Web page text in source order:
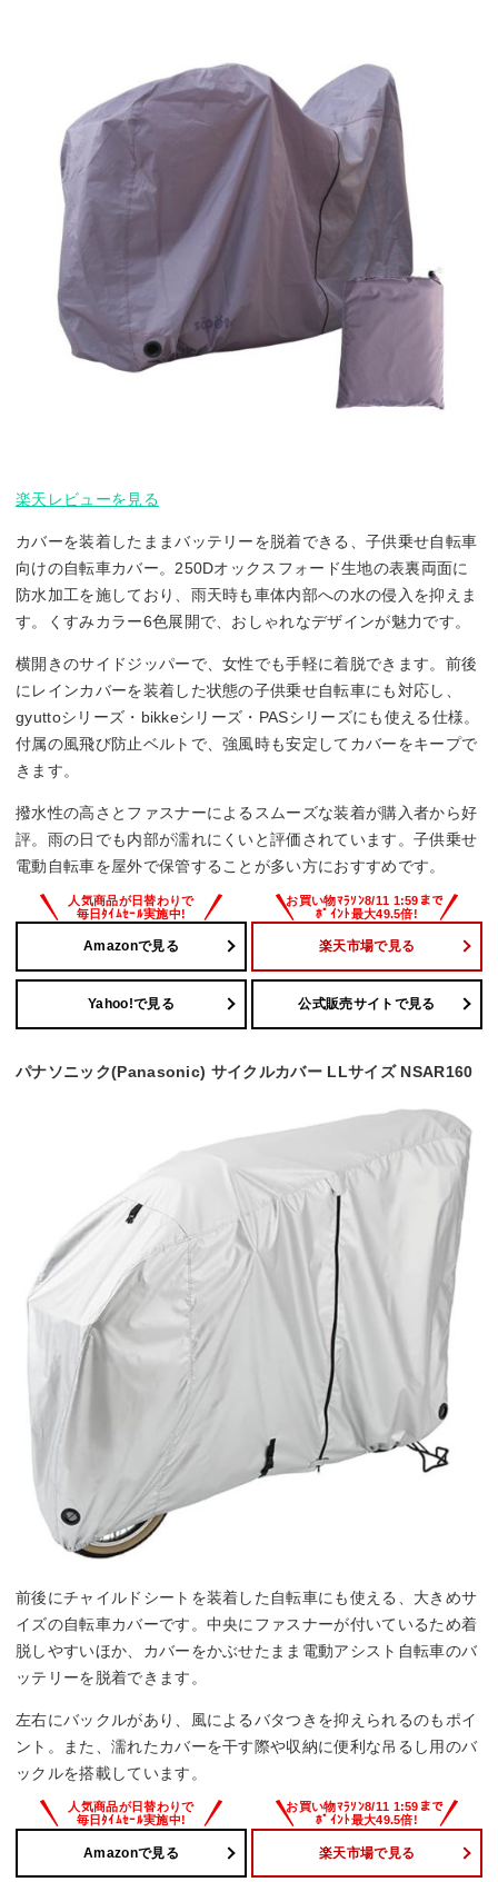
楽天レビューを見る
カバーを装着したままバッテリーを脱着できる、子供乗せ自転車
向けの自転車カバー。250Dオックスフォード生地の表裏両面に
防水加工を施しており、雨天時も車体内部への水の侵入を抑えま
す。くすみカラー6色展開で、おしゃれなデザインが魅力です。
横開きのサイドジッパーで、女性でも手軽に着脱できます。前後
にレインカバーを装着した状態の子供乗せ自転車にも対応し、
gyuttoシリーズ・bikkeシリーズ・PASシリーズにも使える仕様。
付属の風飛び防止ベルトで、強風時も安定してカバーをキープで
きます。
撥水性の高さとファスナーによるスムーズな装着が購入者から好
評。雨の日でも内部が濡れにくいと評価されています。子供乗せ
電動自転車を屋外で保管することが多い方におすすめです。
Amazonで見る 楽天市場で見る
Yahoo!で見る 公式販売サイトで見る
パナソニック(Panasonic) サイクルカバー LLサイズ NSAR160
前後にチャイルドシートを装着した自転車にも使える、大きめサ
イズの自転車カバーです。中央にファスナーが付いているため着
脱しやすいほか、カバーをかぶせたまま電動アシスト自転車のバ
ッテリーを脱着できます。
左右にバックルがあり、風によるバタつきを抑えられるのもポイ
ント。また、濡れたカバーを干す際や収納に便利な吊るし用のバ
ックルを搭載しています。
Amazonで見る 楽天市場で見る